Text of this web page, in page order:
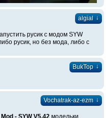
algial ↓
русик с модом SYW
русик, но без мода, либо с
BukTop ↓
Vochatrak-az-ezm ↓